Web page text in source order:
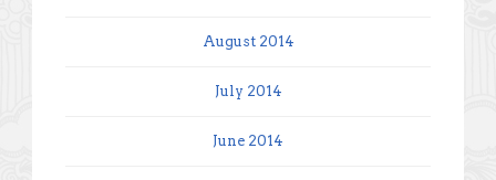
August 2014
July 2014
June 2014